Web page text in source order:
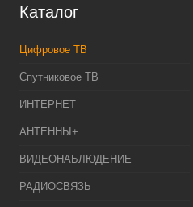
Каталог
Цифровое ТВ
Спутниковое ТВ
ИНТЕРНЕТ
АНТЕННЫ+
ВИДЕОНАБЛЮДЕНИЕ
РАДИОСВЯЗЬ